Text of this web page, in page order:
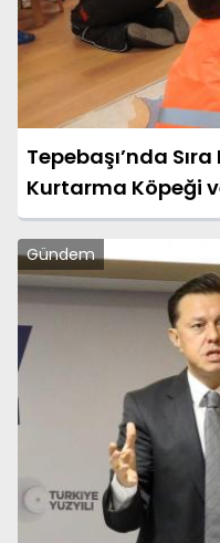
Tepebaşı’nda
Kurtarma Köpeği
Geldi
Gündem